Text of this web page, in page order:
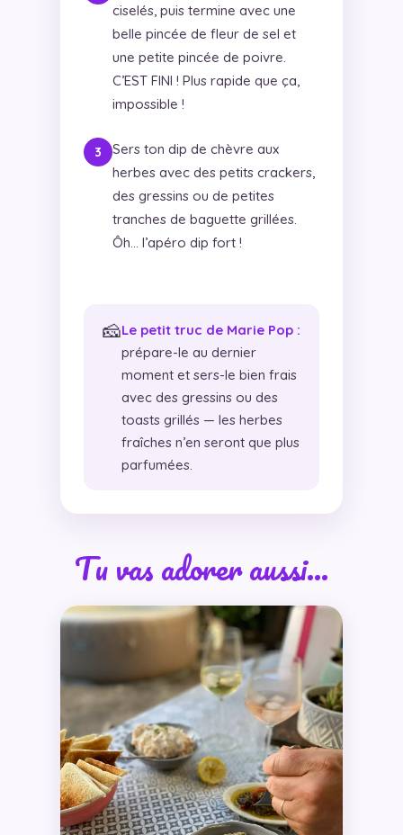
ciselés, puis termine avec une
belle pincée de fleur de sel et
une petite pincée de poivre.
C’EST FINI ! Plus rapide que ça,
impossible !
Sers ton dip de chèvre aux
herbes avec des petits crackers,
des gressins ou de petites
tranches de baguette grillées.
Ôh… l’apéro dip fort !
🧀Le petit truc de Marie Pop :
prépare-le au dernier
moment et sers-le bien frais
avec des gressins ou des
toasts grillés — les herbes
fraîches n’en seront que plus
parfumées.
Tu vas adorer aussi…